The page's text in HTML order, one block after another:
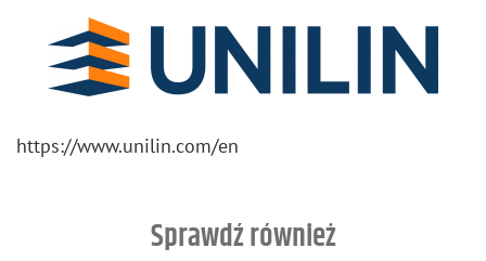
https://​www.​unilin.​com/​en
Sprawdź również